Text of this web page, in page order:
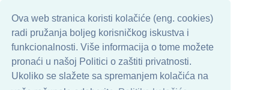
Ova web stranica koristi kolačiće (eng. cookies)
radi pružanja boljeg korisničkog iskustva i
funkcionalnosti. Više informacija o tome možete
pronaći u našoj Politici o zaštiti privatnosti.
Ukoliko se slažete sa spremanjem kolačića na